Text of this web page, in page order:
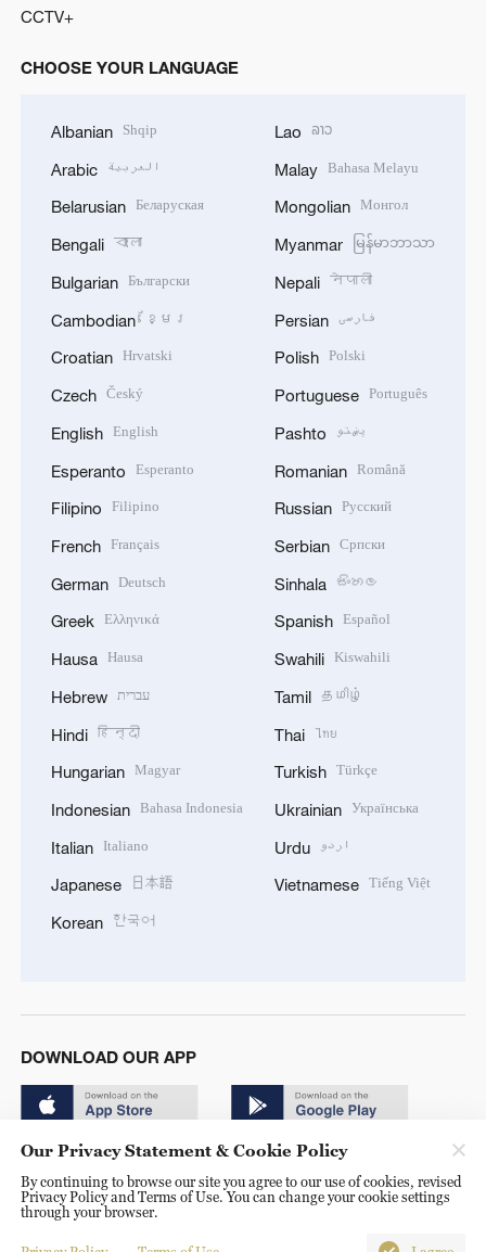
CCTV+
CHOOSE YOUR LANGUAGE
Albanian Shqip
Arabic العربية
Belarusian Беларуская
Bengali বাংলা
Bulgarian Български
Cambodian ខ្មែរ
Croatian Hrvatski
Czech Český
English English
Esperanto Esperanto
Filipino Filipino
French Français
German Deutsch
Greek Ελληνικά
Hausa Hausa
Hebrew עברית
Hindi हिन्दी
Hungarian Magyar
Indonesian Bahasa Indonesia
Italian Italiano
Japanese 日本語
Korean 한국어
Lao ລາວ
Malay Bahasa Melayu
Mongolian Монгол
Myanmar မြန်မာဘာသာ
Nepali नेपाली
Persian فارسی
Polish Polski
Portuguese Português
Pashto پښتو
Romanian Română
Russian Русский
Serbian Српски
Sinhala සිංහල
Spanish Español
Swahili Kiswahili
Tamil தமிழ்
Thai ไทย
Turkish Türkçe
Ukrainian Українська
Urdu اردو
Vietnamese Tiếng Việt
DOWNLOAD OUR APP
© China Radio International.CRI. All Rights Reserved. 16A
Shijingshan Road, Beijing, China. 100040
Our Privacy Statement & Cookie Policy
By continuing to browse our site you agree to our use of cookies, revised
Privacy Policy and Terms of Use. You can change your cookie settings
through your browser.